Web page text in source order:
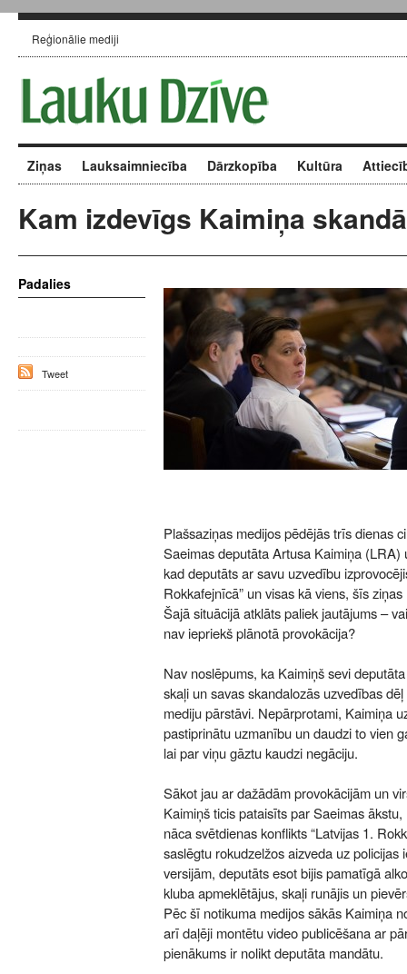
Reģionālie mediji
Ziņas Lauksaimniecība Dārzkopība Kultūra
Kam izdevīgs Kaimiņa
Plašsaziņas medijos pēdējās trīs dienas
Saeimas deputāta Artusa Kaimiņa
kad deputāts ar savu uzvedību
Rokkafejnīcā” un visas kā viens, šīs
Šajā situācijā atklāts paliek jautājums –
nav iepriekš plānotā provokācija?
Nav noslēpums, ka Kaimiņš sevi
skaļi un savas skandalozās uzvedības
mediju pārstāvi. Nepārprotami, Kaimiņa
pastiprinātu uzmanību un daudzi to vien
lai par viņu gāztu kaudzi negāciju.
Sākot jau ar dažādām provokācijām un
Kaimiņš ticis pataisīts par Saeimas ākstu,
nāca svētdienas konflikts “Latvijas 1.
saslēgtu rokudzelžos aizveda uz policijas
versijām, deputāts esot bijis pamatīgā
kluba apmeklētājus, skaļi runājis un
Pēc šī notikuma medijos sākās Kaimiņa
arī daļēji montētu video publicēšana ar
pienākums ir nolikt deputāta mandātu.
Padalies
Tweet